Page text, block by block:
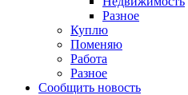
Разное
Куплю
Поменяю
Работа
Разное
Сообщить новость